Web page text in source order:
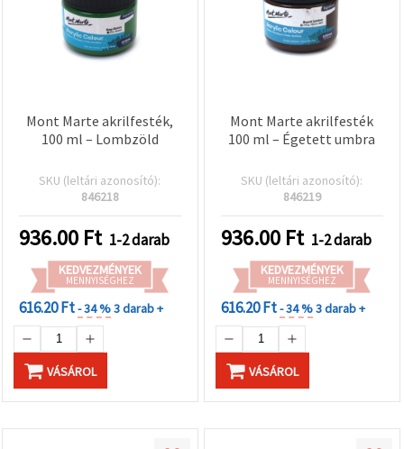
Mont Marte akrilfesték,
100 ml – Lombzöld
SKU (leltári azonosító):
846218
936.00 Ft 1-2 darab
KEDVEZMÉNYEK
MENNYISÉGHEZ
616.20 Ft- 34 %3 darab +
VÁSÁROL
Mont Marte akrilfesték
100 ml – Égetett umbra
SKU (leltári azonosító):
846219
936.00 Ft 1-2 darab
KEDVEZMÉNYEK
MENNYISÉGHEZ
616.20 Ft- 34 %3 darab +
VÁSÁROL